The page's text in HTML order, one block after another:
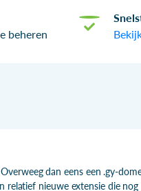
beheren
dan eens een .gy-
relatief nieuwe extensie die